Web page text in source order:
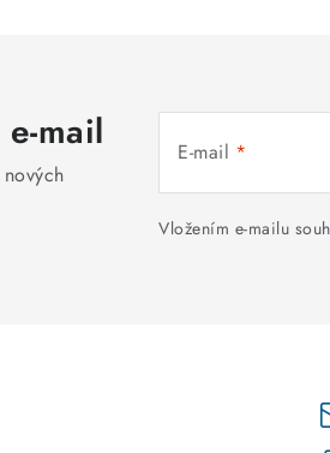
mail E-mail
Vložením e-mailu